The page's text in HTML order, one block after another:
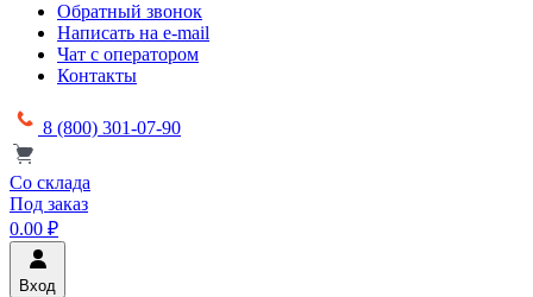
Обратный звонок
Написать на e-mail
Чат с оператором
Контакты
8 (800) 301-07-90
Со склада
Под заказ
0.00 ₽
Вход